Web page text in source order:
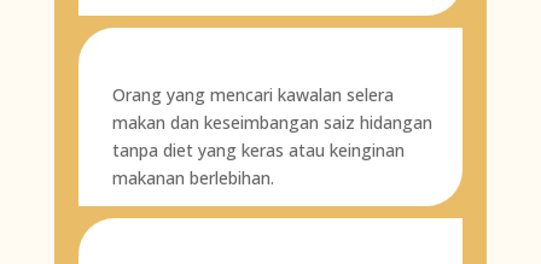
Orang yang mencari kawalan selera
makan dan keseimbangan saiz hidangan
tanpa diet yang keras atau keinginan
makanan berlebihan.